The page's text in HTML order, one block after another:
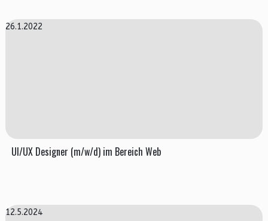
26.1.2022
UI/UX Designer (m/w/d) im Bereich Web
12.5.2024